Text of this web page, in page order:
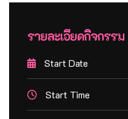
รายละเอียดกิจกรรม
Start Date
Start Time